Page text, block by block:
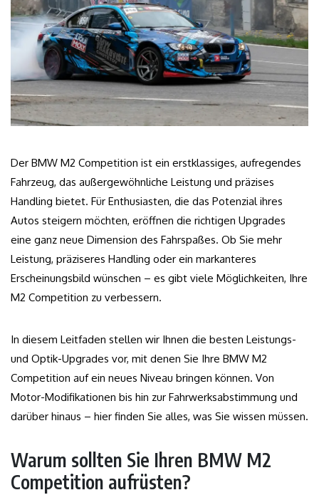
Der BMW M2 Competition ist ein erstklassiges, aufregendes
Fahrzeug, das außergewöhnliche Leistung und präzises
Handling bietet. Für Enthusiasten, die das Potenzial ihres
Autos steigern möchten, eröffnen die richtigen Upgrades
eine ganz neue Dimension des Fahrspaßes. Ob Sie mehr
Leistung, präziseres Handling oder ein markanteres
Erscheinungsbild wünschen – es gibt viele Möglichkeiten, Ihre
M2 Competition zu verbessern.
In diesem Leitfaden stellen wir Ihnen die besten Leistungs-
und Optik-Upgrades vor, mit denen Sie Ihre BMW M2
Competition auf ein neues Niveau bringen können. Von
Motor-Modifikationen bis hin zur Fahrwerksabstimmung und
darüber hinaus – hier finden Sie alles, was Sie wissen müssen.
Warum sollten Sie Ihren BMW M2
Competition aufrüsten?